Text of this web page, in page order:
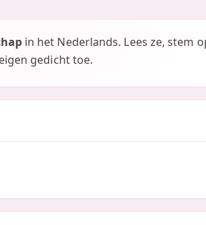
in het Nederlands. Lees ze, stem
gedicht toe.